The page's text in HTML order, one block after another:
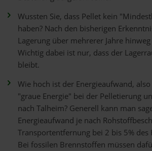
Wussten Sie, dass Pellet kein
haben? Nach den bisherigen
Lagerung über mehrerer Jahre
Wichtig dabei ist nur, dass der
bleibt.
Wie hoch ist der Energieaufwand,
"graue Energie" bei der Pelletierung
nach Talheim? Generell kann man
Energieaufwand je nach
Transportentfernung bei 2 bis 5% des
Bei fossilen Brennstoffen müssen